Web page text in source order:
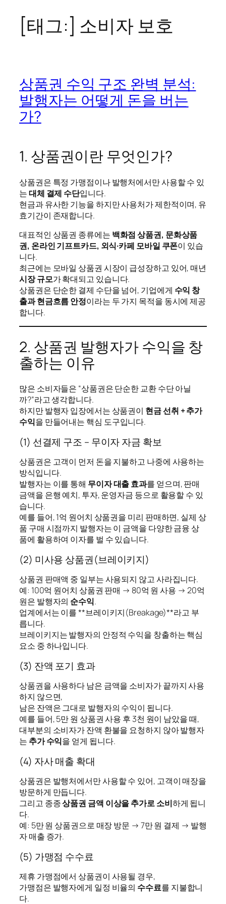
[태그:] 소비자 보호
상품권 수익 구조 완벽 분석:
발행자는 어떻게 돈을 버는
가?
1. 상품권이란 무엇인가?
상품권은 특정 가맹점이나 발행처에서만 사용할 수 있
는대체 결제 수단입니다.
현금과 유사한 기능을 하지만 사용처가 제한적이며, 유
효기간이 존재합니다.
대표적인 상품권 종류에는 백화점 상품권, 문화상품
권, 온라인 기프트카드, 외식·카페 모바일 쿠폰이 있습
니다.
최근에는 모바일 상품권 시장이 급성장하고 있어, 매년
시장 규모가 확대되고 있습니다.
상품권은 단순한 결제 수단을 넘어, 기업에게 수익 창
출과 현금흐름 안정이라는 두 가지 목적을 동시에 제공
합니다.
2. 상품권 발행자가 수익을 창
출하는 이유
많은 소비자들은 “상품권은 단순한 교환 수단 아닐
까?”라고 생각합니다.
하지만 발행자 입장에서는 상품권이 현금 선취 + 추가
수익을 만들어내는 핵심 도구입니다.
(1) 선결제 구조 – 무이자 자금 확보
상품권은 고객이 먼저 돈을 지불하고 나중에 사용하는
방식입니다.
발행자는 이를 통해 무이자 대출 효과를 얻으며, 판매
금액을 은행 예치, 투자, 운영자금 등으로 활용할 수 있
습니다.
예를 들어, 1억 원어치 상품권을 미리 판매하면, 실제 상
품 구매 시점까지 발행자는 이 금액을 다양한 금융 상
품에 활용하여 이자를 벌 수 있습니다.
(2) 미사용 상품권(브레이키지)
상품권 판매액 중 일부는 사용되지 않고 사라집니다.
예: 100억 원어치 상품권 판매 → 80억 원 사용 → 20억
원은 발행자의 순수익.
업계에서는 이를 **브레이키지(Breakage)**라고 부
릅니다.
브레이키지는 발행자의 안정적 수익을 창출하는 핵심
요소 중 하나입니다.
(3) 잔액 포기 효과
상품권을 사용하다 남은 금액을 소비자가 끝까지 사용
하지 않으면,
남은 잔액은 그대로 발행자의 수익이 됩니다.
예를 들어, 5만 원 상품권 사용 후 3천 원이 남았을 때,
대부분의 소비자가 잔액 환불을 요청하지 않아 발행자
는 추가 수익을 얻게 됩니다.
(4) 자사 매출 확대
상품권은 발행처에서만 사용할 수 있어, 고객이 매장을
방문하게 만듭니다.
그리고 종종상품권 금액 이상을 추가로 소비하게 됩니
다.
예: 5만 원 상품권으로 매장 방문 → 7만 원 결제 → 발행
자 매출 증가.
(5) 가맹점 수수료
제휴 가맹점에서 상품권이 사용될 경우,
가맹점은 발행자에게 일정 비율의 수수료를 지불합니
다.